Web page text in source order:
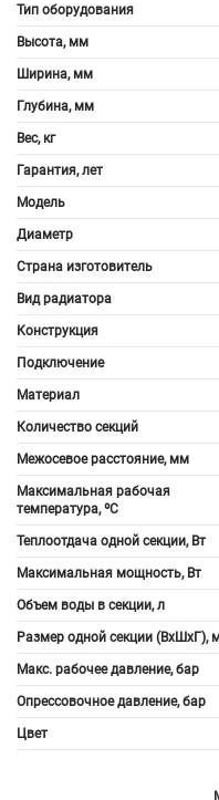
Тип оборудования
Высота, мм
Ширина, мм
Глубина, мм
Вес, кг
Гарантия, лет
Модель
Диаметр
Страна изготовитель
Вид радиатора
Конструкция
Подключение
Материал
Количество секций
Межосевое расстояние, мм
Максимальная рабочая
температура, ºС
Теплоотдача одной секции, Вт
Максимальная мощность, Вт
Объем воды в секции, л
Размер одной секции (ВхШхГ),
Макс. рабочее давление, бар
Опрессовочное давление, бар
Цвет